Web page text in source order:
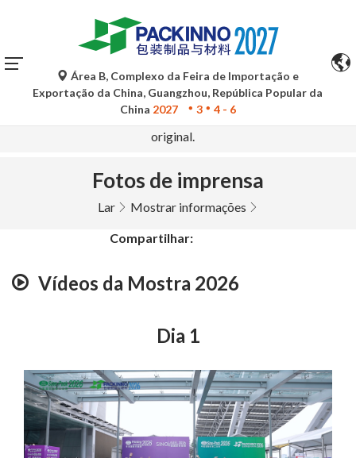
As traduções automáticas do Google Tradutor são apenas
para referência e podem conter imprecisões. Para
quaisquer dúvidas, consulte a versão original no idioma
original.
Área B, Complexo da Feira de Importação e
Exportação da China, Guangzhou, República Popular da
China 2027 3 4 - 6
Fotos de imprensa
Lar Mostrar informações
Compartilhar:
Vídeos da Mostra 2026
Dia 1